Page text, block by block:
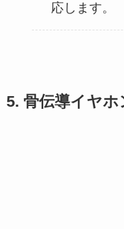
応します。
5. 骨伝導イヤ